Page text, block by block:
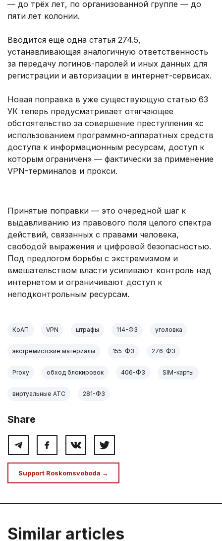
— до трёх лет, по организованной группе — до
пяти лет колонии.
Вводится ещё одна статья 274.5,
устанавливающая аналогичную ответственность
за передачу логинов-паролей и иных данных для
регистрации и авторизации в интернет-сервисах.
Новая поправка в уже существующую статью 63
УК теперь предусматривает отягчающее
обстоятельство за совершение преступления «с
использованием программно-аппаратных средств
доступа к информационным ресурсам, доступ к
которым ограничен» — фактически за применение
VPN-терминалов и прокси.
Принятые поправки — это очередной шаг к
выдавливанию из правового поля целого спектра
действий, связанных с правами человека,
свободой выражения и цифровой безопасностью.
Под предлогом борьбы с экстремизмом и
вмешательством власти усиливают контроль над
интернетом и ограничивают доступ к
неподконтрольным ресурсам.
КоАП VPN штрафы 114-ФЗ уголовка
экстремистские материалы 155-ФЗ 276-ФЗ
Proxy обход блокировок 406-ФЗ SIM-карты
виртуальные АТС 281-ФЗ
Share
Support Roskomsvoboda →
Similar articles